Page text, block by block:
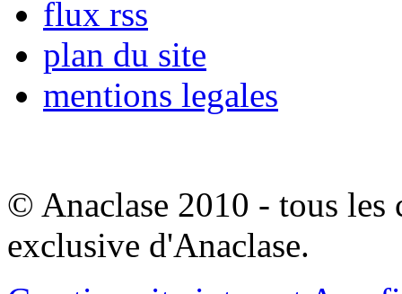
flux rss
plan du site
mentions legales
© Anaclase 2010 - tous les
exclusive d'Anaclase.